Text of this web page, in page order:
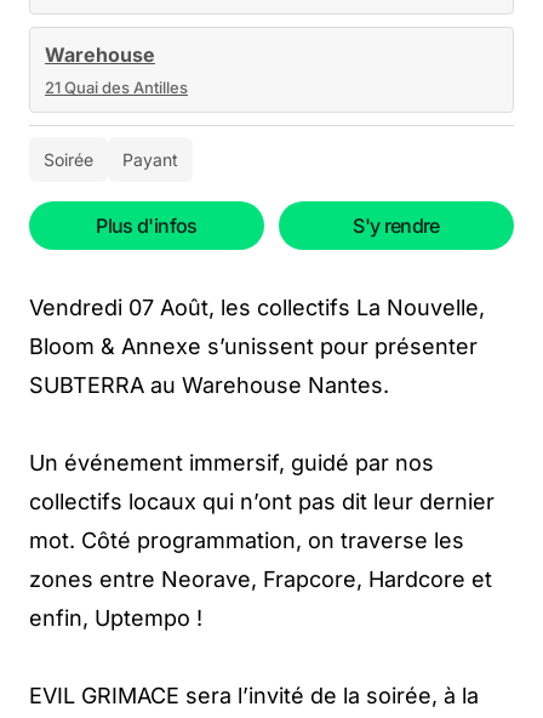
Warehouse
21 Quai des Antilles
Soirée Payant
Plus d'infos S'y rendre
Vendredi 07 Août, les collectifs La Nouvelle,
Bloom & Annexe s’unissent pour présenter
SUBTERRA au Warehouse Nantes.
Un événement immersif, guidé par nos
collectifs locaux qui n’ont pas dit leur dernier
mot. Côté programmation, on traverse les
zones entre Neorave, Frapcore, Hardcore et
enfin, Uptempo !
EVIL GRIMACE sera l’invité de la soirée, à la